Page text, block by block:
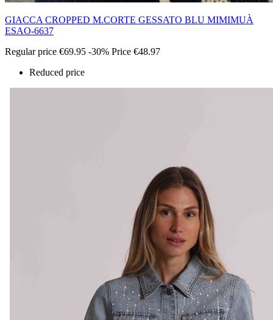
GIACCA CROPPED M.CORTE GESSATO BLU MIMIMUÀ
ESAO-6637
Regular price €69.95 -30% Price €48.97
Reduced price